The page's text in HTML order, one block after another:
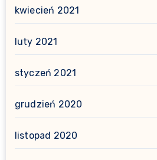
kwiecień 2021
luty 2021
styczeń 2021
grudzień 2020
listopad 2020